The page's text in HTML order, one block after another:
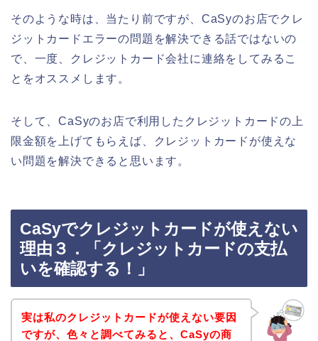
そのような時は、当たり前ですが、CaSyのお店でクレ
ジットカードエラーの問題を解決できる話ではないの
で、一度、クレジットカード会社に連絡をしてみるこ
とをオススメします。
そして、CaSyのお店で利用したクレジットカードの上
限金額を上げてもらえば、クレジットカードが使えな
い問題を解決できると思います。
CaSyでクレジットカードが使えない
理由３．「クレジットカードの支払
いを確認する！」
実は私のクレジットカードが使えない要因
ですが、色々と調べてみると、CaSyの商